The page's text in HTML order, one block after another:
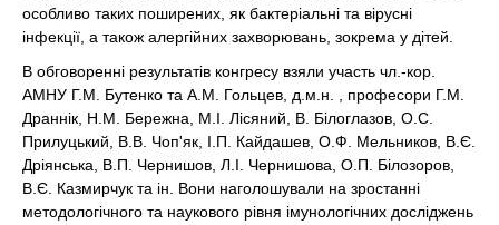
особливо таких поширених, як бактеріальні та вірусні
інфекції, а також алергійних захворювань, зокрема у дітей.
В обговоренні результатів конгресу взяли участь чл.-кор.
АМНУ Г.М. Бутенко та А.М. Гольцев, д.м.н. , професори Г.М.
Драннік, Н.М. Бережна, М.І. Лісяний, В. Білоглазов, О.С.
Прилуцький, В.В. Чоп'як, І.П. Кайдашев, О.Ф. Мельников, В.Є.
Дріянська, В.П. Чернишов, Л.І. Чернишова, О.П. Білозоров,
В.Є. Казмирчук та ін. Вони наголошували на зростанні
методологічного та наукового рівня імунологічних досліджень